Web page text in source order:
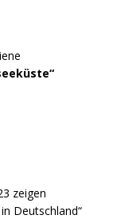
zeigen
Deutschland“